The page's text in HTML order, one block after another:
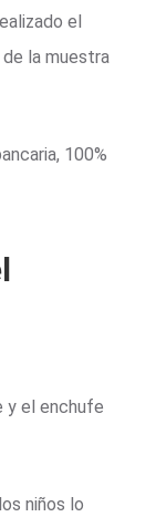
el
la muestra
100%
y el enchufe
niños lo